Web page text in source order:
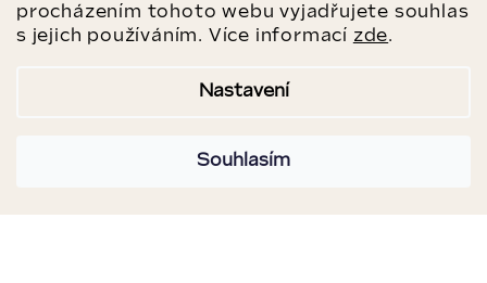
procházením tohoto webu vyjadřujete souhlas
s jejich používáním. Více informací zde.
Nastavení
Souhlasím